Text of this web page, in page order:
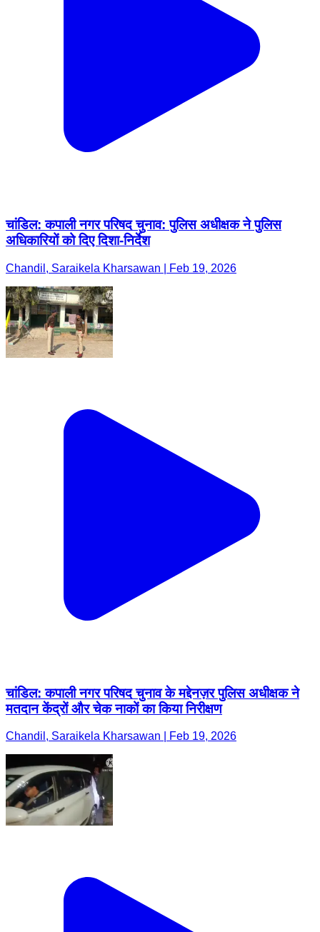
चांडिल: कपाली नगर परिषद चुनाव: पुलिस अधीक्षक ने पुलिस
अधिकारियों को दिए दिशा-निर्देश
Chandil, Saraikela Kharsawan | Feb 19, 2026
चांडिल: कपाली नगर परिषद चुनाव के मद्देनज़र पुलिस अधीक्षक ने
मतदान केंद्रों और चेक नाकों का किया निरीक्षण
Chandil, Saraikela Kharsawan | Feb 19, 2026